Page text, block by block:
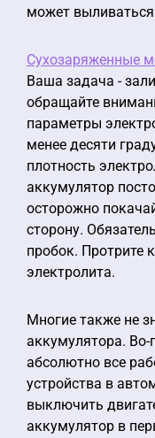
может
Сухозаряженные
Ваша задача -
обращайте
параметры
менее десяти
плотность
аккумулятор
осторожно
сторону.
пробок. Протрите
электролита.
Многие также не
аккумулятора.
абсолютно все
устройства в
выключить
аккумулятор в